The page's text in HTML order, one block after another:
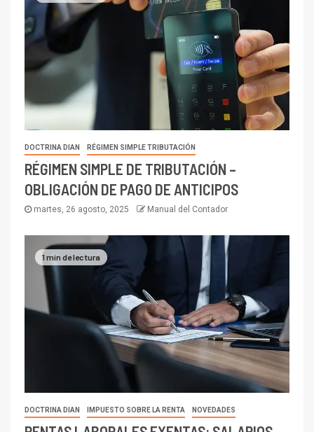
DOCTRINA DIAN RÉGIMEN SIMPLE TRIBUTACIÓN
RÉGIMEN SIMPLE DE TRIBUTACIÓN –
OBLIGACIÓN DE PAGO DE ANTICIPOS
martes, 26 agosto, 2025 Manual del Contador
1 min de lectura
DOCTRINA DIAN IMPUESTO SOBRE LA RENTA NOVEDADES